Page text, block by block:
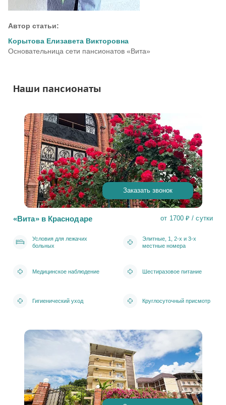
Автор статьи:
Корытова Елизавета Викторовна
Основательница сети пансионатов «Вита»
Наши пансионаты
Заказать звонок
«Вита» в Краснодаре от 1700 ₽ / сутки
Условия для лежачих
больных
Элитные, 1, 2-х и 3-х
местные номера
Медицинское наблюдение Шестиразовое питание
Гигиенический уход Круглосуточный присмотр